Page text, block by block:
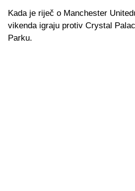
Kada je riječ o Manchester
vikenda igraju protiv Crystal
Parku.